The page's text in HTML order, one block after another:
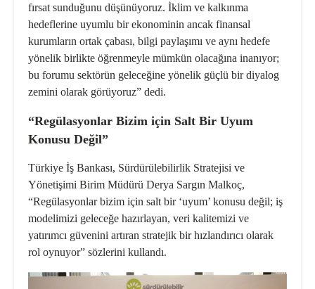
fırsat sunduğunu düşünüyoruz. İklim ve kalkınma
hedeflerine uyumlu bir ekonominin ancak finansal
kurumların ortak çabası, bilgi paylaşımı ve aynı hedefe
yönelik birlikte öğrenmeyle mümkün olacağına inanıyor;
bu forumu sektörün geleceğine yönelik güçlü bir diyalog
zemini olarak görüyoruz” dedi.
“Regülasyonlar Bizim için Salt Bir Uyum
Konusu Değil”
Türkiye İş Bankası, Sürdürülebilirlik Stratejisi ve
Yönetişimi Birim Müdürü Derya Sargın Malkoç,
“Regülasyonlar bizim için salt bir ‘uyum’ konusu değil; iş
modelimizi geleceğe hazırlayan, veri kalitemizi ve
yatırımcı güvenini artıran stratejik bir hızlandırıcı olarak
rol oynuyor” sözlerini kullandı.